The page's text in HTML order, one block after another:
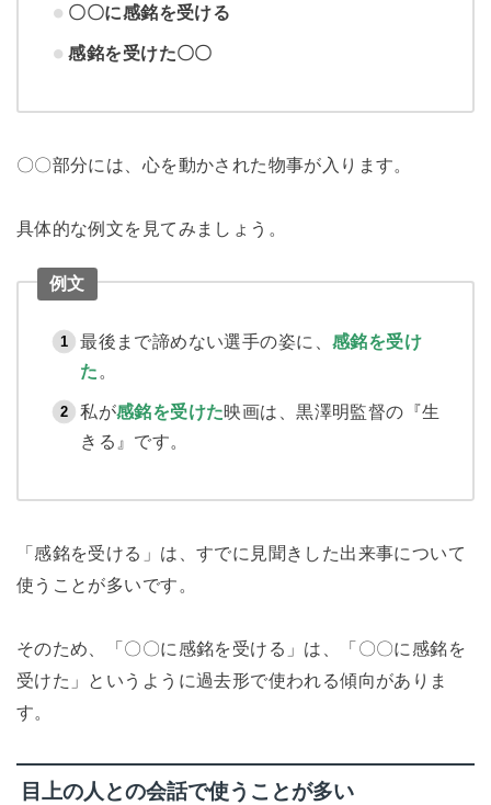
〇〇に感銘を受ける
感銘を受けた〇〇
〇〇部分には、心を動かされた物事が入ります。
具体的な例文を見てみましょう。
例文
最後まで諦めない選手の姿に、 感銘を受け
た 。
私が感銘を受けた映画は、黒澤明監督の『生
きる』です。
「感銘を受ける」は、すでに見聞きした出来事について
使うことが多いです。
そのため、「〇〇に感銘を受ける」は、「〇〇に感銘を
受けた」というように過去形で使われる傾向がありま
す。
目上の人との会話で使うことが多い